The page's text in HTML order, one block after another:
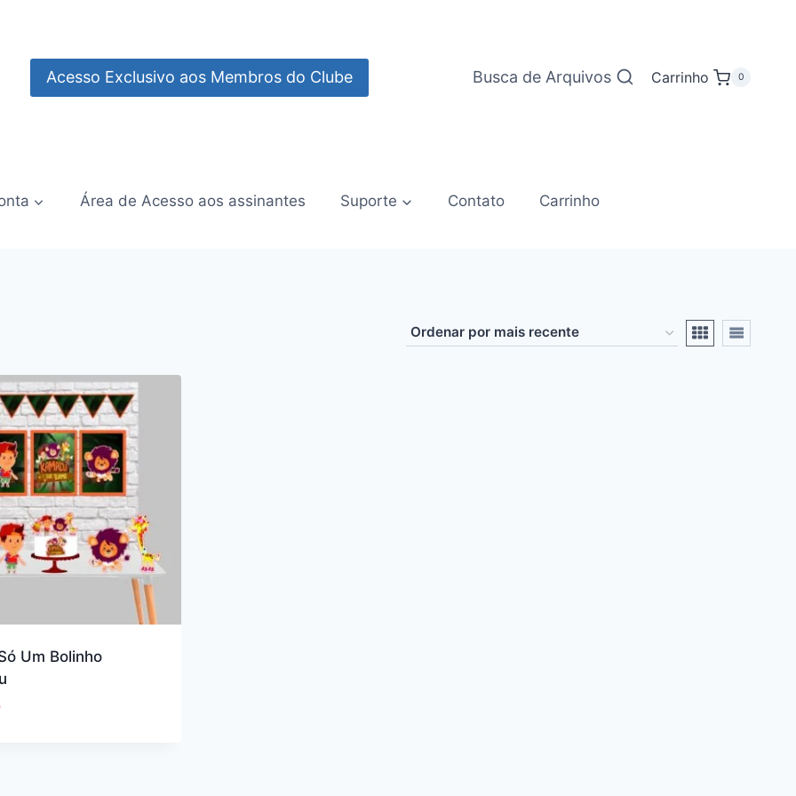
Acesso Exclusivo aos Membros do Clube Busca de Arquivos Carrinho 0
Área de Acesso aos assinantes Suporte Contato Carrinho
Um Bolinho